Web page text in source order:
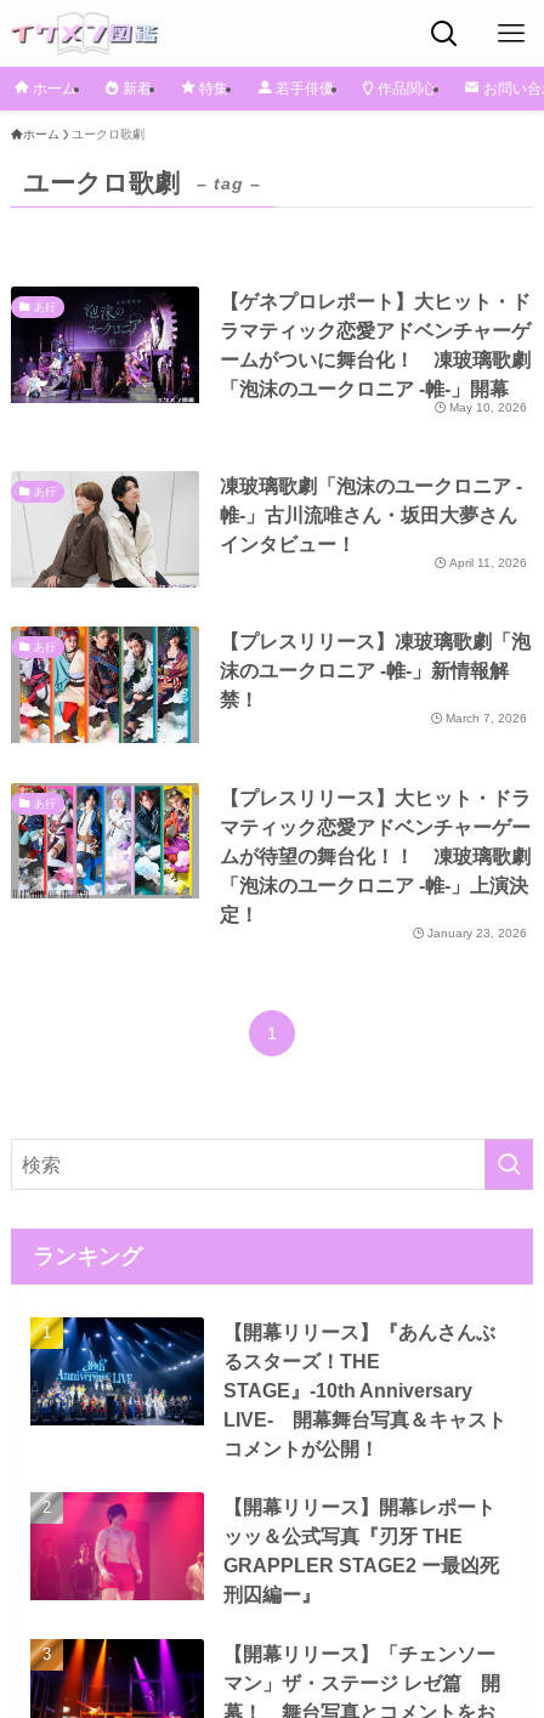
ホーム 新着 特集 若手俳優 作品関心 お問い
ホーム ユークロ歌劇
ユークロ歌劇 – tag –
あ行
【ゲネプロレポート】大ヒット・ド
ラマティック恋愛アドベンチャーゲ
ームがついに舞台化！ 凍玻璃歌劇
「泡沫のユークロニア -帷-」開幕
May 10, 2026
あ行
凍玻璃歌劇「泡沫のユークロニア -
帷-」古川流唯さん・坂田大夢さん
インタビュー！
April 11, 2026
あ行
【プレスリリース】凍玻璃歌劇「泡
沫のユークロニア -帷-」新情報解
禁！
March 7, 2026
あ行
【プレスリリース】大ヒット・ドラ
マティック恋愛アドベンチャーゲー
ムが待望の舞台化！！ 凍玻璃歌劇
「泡沫のユークロニア -帷-」上演決
定！
January 23, 2026
1
ランキング
【開幕リリース】『あんさんぶ
るスターズ！THE
STAGE』-10th Anniversary
LIVE- 開幕舞台写真＆キャスト
コメントが公開！
【開幕リリース】開幕レポート
ッッ＆公式写真『刃牙 THE
GRAPPLER STAGE2 ー最凶死
刑囚編ー』
【開幕リリース】「チェンソー
マン」ザ・ステージ レゼ篇 開
幕！ 舞台写真とコメントをお